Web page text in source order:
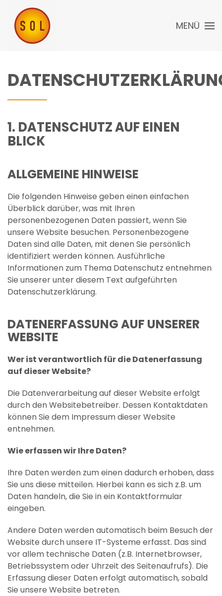
MENÜ
1. DATENSCHUTZ AUF EINEN
BLICK
ALLGEMEINE HINWEISE
Die folgenden Hinweise geben einen einfachen
Überblick darüber, was mit Ihren
personenbezogenen Daten passiert, wenn Sie
unsere Website besuchen. Personenbezogene
Daten sind alle Daten, mit denen Sie persönlich
identifiziert werden können. Ausführliche
Informationen zum Thema Datenschutz entnehmen
Sie unserer unter diesem Text aufgeführten
Datenschutzerklärung.
DATENERFASSUNG AUF UNSERER
WEBSITE
Wer ist verantwortlich für die Datenerfassung
auf dieser Website?
Die Datenverarbeitung auf dieser Website erfolgt
durch den Websitebetreiber. Dessen Kontaktdaten
können Sie dem Impressum dieser Website
entnehmen.
Wie erfassen wir Ihre Daten?
Ihre Daten werden zum einen dadurch erhoben, dass
Sie uns diese mitteilen. Hierbei kann es sich z.B. um
Daten handeln, die Sie in ein Kontaktformular
eingeben.
Andere Daten werden automatisch beim Besuch der
Website durch unsere IT-Systeme erfasst. Das sind
vor allem technische Daten (z.B. Internetbrowser,
Betriebssystem oder Uhrzeit des Seitenaufrufs). Die
Erfassung dieser Daten erfolgt automatisch, sobald
Sie unsere Website betreten.